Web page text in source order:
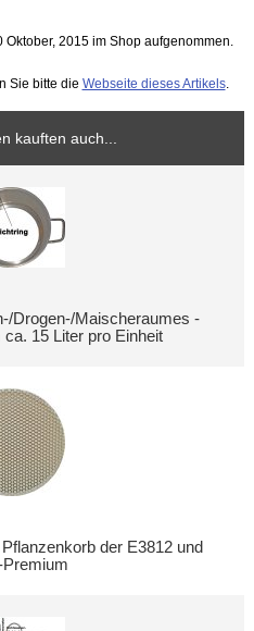
2015 im Shop aufgenommen.
Sie bitte die Webseite dieses Artikels.
kauften auch...
Drogen-/Maischeraumes -
15 Liter pro Einheit
der E3812 und
Premium